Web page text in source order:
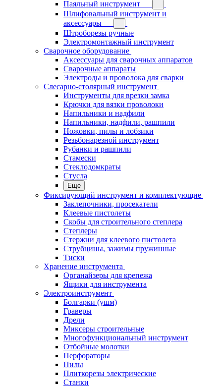
Паяльный инструмент
Шлифовальный инструмент и
аксессуары
Штроборезы ручные
Электромонтажный инструмент
Сварочное оборудование
Аксессуары для сварочных аппаратов
Сварочные аппараты
Электроды и проволока для сварки
Слесарно-столярный инструмент
Инструменты для врезки замка
Крючки для вязки проволоки
Напильники и надфили
Напильники, надфили, рашпили
Ножовки, пилы и лобзики
Резьбонарезной инструмент
Рубанки и рашпили
Стамески
Стеклодомкраты
Стусла
Еще
Фиксирующий инструмент и комплектующие
Заклепочники, просекатели
Клеевые пистолеты
Скобы для строительного степлера
Степлеры
Стержни для клеевого пистолета
Струбцины, зажимы пружинные
Тиски
Хранение инструмента
Органайзеры для крепежа
Ящики для инструмента
Электроинструмент
Болгарки (ушм)
Граверы
Дрели
Миксеры строительные
Многофункциональный инструмент
Отбойные молотки
Перфораторы
Пилы
Плиткорезы электрические
Станки